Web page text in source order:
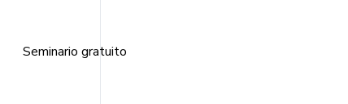
Seminario gratuito